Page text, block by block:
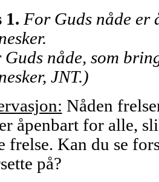
1. For Guds nåde er
nåde, som
JNT.)
Nåden
åpenbart for alle,
frelse. Kan du se
på?